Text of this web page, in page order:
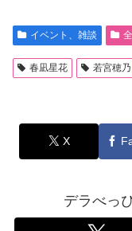
イベント、雑談
春凪星花 若宮穂乃
X
デラべっ